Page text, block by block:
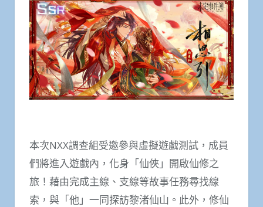
本次NXX調查組受邀參與虛擬遊戲測試，成員
們將進入遊戲內，化身「仙俠」開啟仙修之
旅！藉由完成主線、支線等故事任務尋找線
索，與「他」一同探訪黎渚仙山。此外，修仙